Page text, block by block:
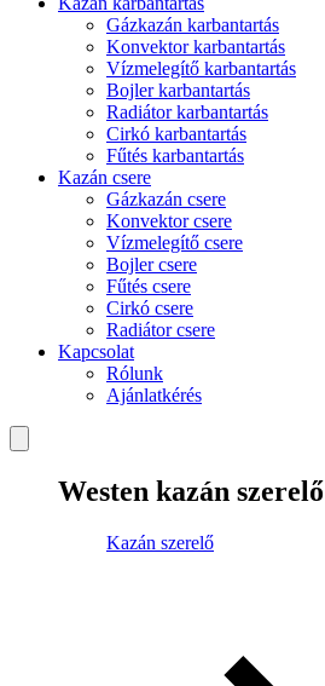
Gázkazán karbantartás
Konvektor karbantartás
Vízmelegítő karbantartás
Bojler karbantartás
Radiátor karbantartás
Cirkó karbantartás
Fűtés karbantartás
Kazán csere
Gázkazán csere
Konvektor csere
Vízmelegítő csere
Bojler csere
Fűtés csere
Cirkó csere
Radiátor csere
Kapcsolat
Rólunk
Ajánlatkérés
Westen kazán szerelő
Kazán szerelő